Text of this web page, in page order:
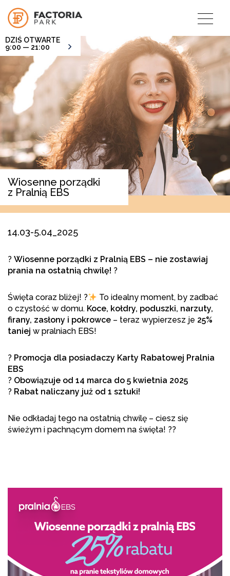
DZIŚ OTWARTE
9:00 — 21:00
Wiosenne porządki
z Pralnią EBS
14.03-5.04_2025
? Wiosenne porządki z Pralnią EBS – nie zostawiaj
prania na ostatnią chwilę! ?
Święta coraz bliżej! ?
To idealny moment, by zadbać
o czystość w domu. Koce, kołdry, poduszki, narzuty,
firany, zasłony i pokrowce – teraz wypierzesz je 25%
taniej w pralniach EBS!
? Promocja dla posiadaczy Karty Rabatowej Pralnia
EBS
? Obowiązuje od 14 marca do 5 kwietnia 2025
? Rabat naliczany już od 1 sztuki!
Nie odkładaj tego na ostatnią chwilę – ciesz się
świeżym i pachnącym domem na święta! ??